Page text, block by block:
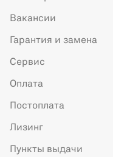
Вакансии
Гарантия и замена
Сервис
Оплата
Постоплата
Лизинг
Пункты выдачи